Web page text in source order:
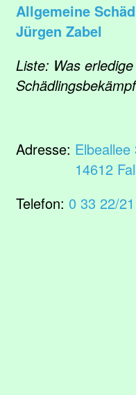
Allgemeine
Jürgen Zabel
Liste: Was
Adresse: Elbeallee
14612
Telefon: 0 33 22/